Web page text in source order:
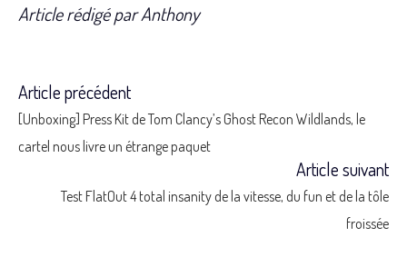
Article rédigé par Anthony
Read
Article précédent
[Unboxing] Press Kit de Tom Clancy’s Ghost Recon Wildlands, le
cartel nous livre un étrange paquet
Article suivant
Test FlatOut 4 total insanity de la vitesse, du fun et de la tôle
froissée